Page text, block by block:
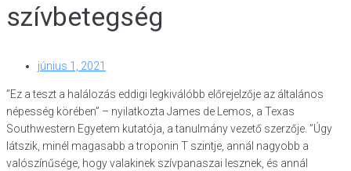
szívbetegség
június 1, 2021
”Ez a teszt a halálozás eddigi legkiválóbb előrejelzője az általános
népesség körében” – nyilatkozta James de Lemos, a Texas
Southwestern Egyetem kutatója, a tanulmány vezető szerzője. ”Úgy
látszik, minél magasabb a troponin T szintje, annál nagyobb a
valószínűsége, hogy valakinek szívpanaszai lesznek, és annál